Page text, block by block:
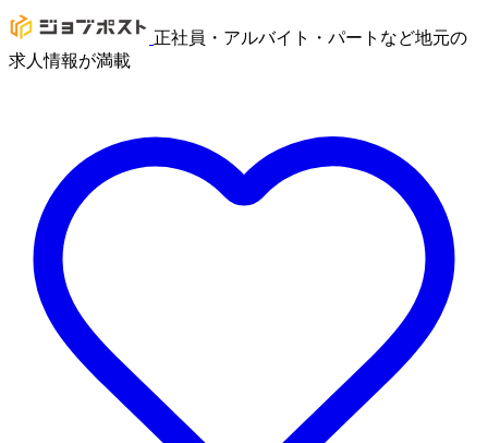
正社員・アルバイト・パートなど地元の
求人情報が満載